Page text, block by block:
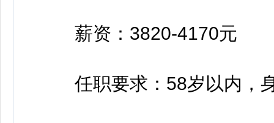
薪资：3820-4170元
任职要求：58岁以内，身